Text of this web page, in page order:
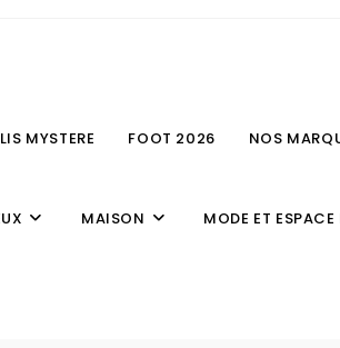
MYSTERE FOOT 2026 NOS
MAISON MODE ET ESPACE